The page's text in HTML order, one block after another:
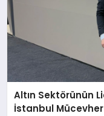
Altın Sektörünün
İstanbul Mücevher